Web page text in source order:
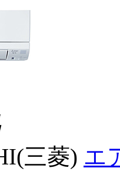
三菱) エ